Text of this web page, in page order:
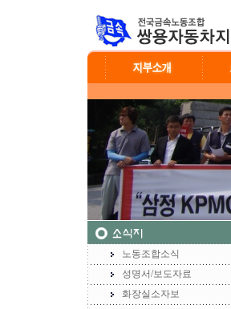
노동조합소식
성명서/보도자료
화장실소자보